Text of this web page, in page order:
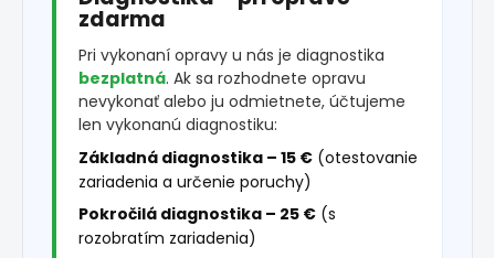
zdarma
Pri vykonaní opravy u nás je diagnostika
bezplatná. Ak sa rozhodnete opravu
nevykonať alebo ju odmietnete, účtujeme
len vykonanú diagnostiku:
Základná diagnostika – 15 € (otestovanie
zariadenia a určenie poruchy)
Pokročilá diagnostika – 25 € (s
rozobratím zariadenia)